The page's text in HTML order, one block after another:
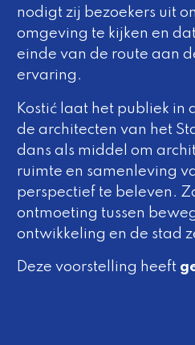
nodigt zij bezoekers uit
omgeving te kijken en
einde van de route aan
ervaring.
Kostić laat het publiek in
de architecten van het
dans als middel om
ruimte en samenleving
perspectief te beleven.
ontmoeting tussen
ontwikkeling en de stad
Deze voorstelling heeft